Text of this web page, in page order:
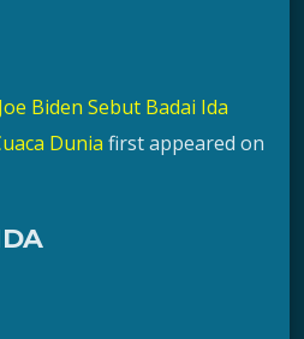
Biden Sebut Badai Ida
Dunia first appeared on